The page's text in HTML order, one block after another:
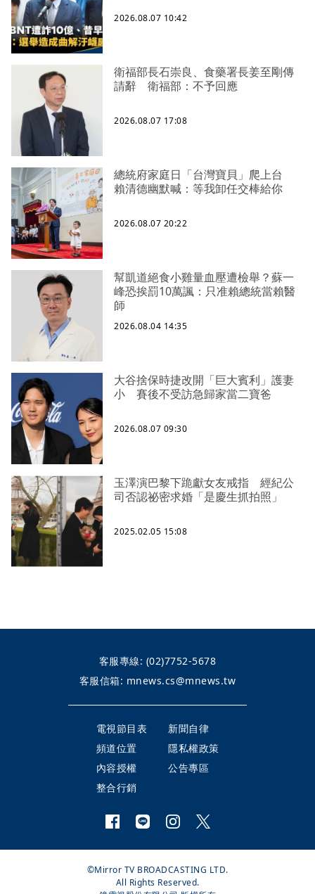
2026.08.07 10:42
衛福部長石崇良、食藥署長姜至剛傳
請辭 衛福部：不予回應
2026.08.07 17:08
總統府家庭日「台灣寶貝」爬上台
賴清德幽默喊：等我卸任交棒給你
2026.08.07 20:22
幫凱道絕食小雞量血壓遭檢舉？蘇一
峰恐挨罰10萬諷：只准賴總統當賴醫
師
2026.08.04 14:35
大谷捨保時捷改開「巨大賓利」護妻
小 賽後不受訪急歸家當二寶爸
2026.08.07 09:30
玉澤演巴黎下跪獻女友戒指 經紀公
司否認祕密求婚「是慶生抓拍照」
2025.02.05 15:08
客服專線: (02)7752-5678
客服信箱: mnews.cs@mnews.tw
電視節目表
新聞自律
頻道位置
隱私權政策
內容授權
公告專區
整合行銷
©Mirror TV BROADCASTING LTD.
All Rights Reserved.